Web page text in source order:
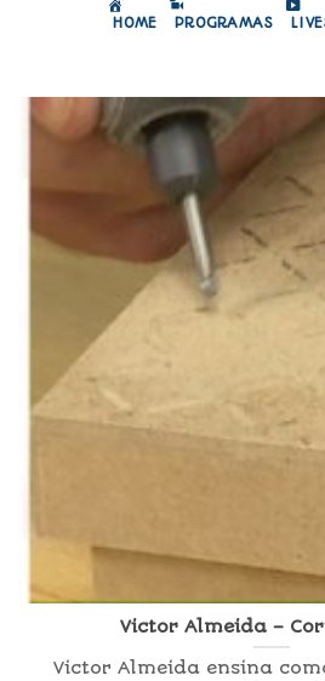
HOME PROGRAMAS
Victor Almeida –
Victor Almeida ensina